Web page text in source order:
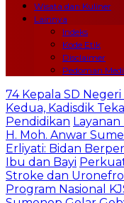
Wisata dan Kuliner
Lainnya
Indeks
Kode Etik
Disclaimer
Pedoman
74 Kepala SD
Kedua, Kadisdik
Pendidikan Layanan
H. Moh. Anwar
Erliyati: Bidan
Ibu dan Bayi
Stroke dan
Program Nasional